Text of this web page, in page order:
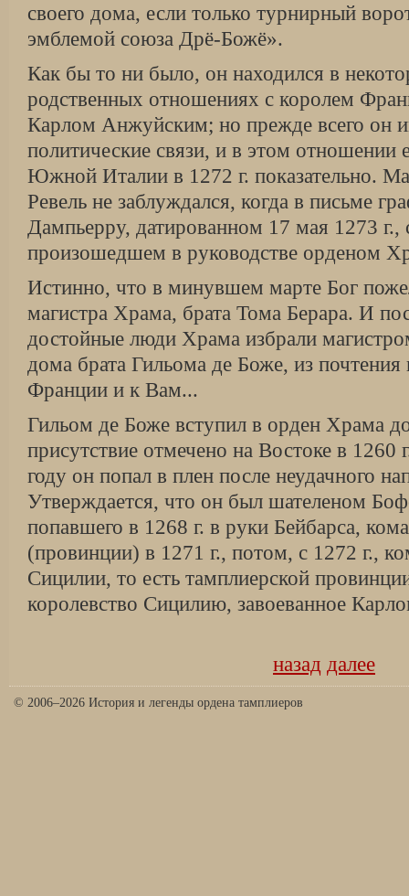
своего дома, если только турнирный
эмблемой союза Дрё-Божё».
Как бы то ни было, он находился в
родственных отношениях с королем
Карлом Анжуйским; но прежде всего он
политические связи, и в этом отноше­нии
Южной Италии в 1272 г. показа­тельно.
Ревель не заблуждался, когда в письме
Дампьерру, дати­рованном 17 мая 1273
произо­шедшем в руководстве орденом
Истинно, что в минувшем марте Бог
магистра Храма, брата Тома Берара. И
достойные люди Храма избрали
дома брата Гильома де Боже, из
Франции и к Вам...
Гильом де Боже вступил в орден Храма
присутствие отмечено на Востоке в 1260
году он попал в плен после неудачного
Утверждается, что он был шателеном
попавшего в 1268 г. в руки Бейбарса,
(провинции) в 1271 г., потом, с 1272 г.,
Сицилии, то есть тамплиерской
королевство Сицилию, за­воеванное
назад далее
© 2006–2026 История и легенды ордена тамплиеров